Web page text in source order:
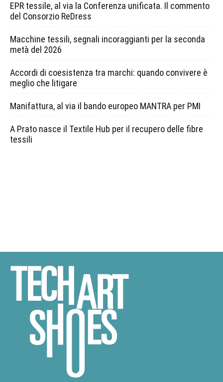
EPR tessile, al via la Conferenza unificata. Il commento
del Consorzio ReDress
Macchine tessili, segnali incoraggianti per la seconda
metà del 2026
Accordi di coesistenza tra marchi: quando convivere è
meglio che litigare
Manifattura, al via il bando europeo MANTRA per PMI
A Prato nasce il Textile Hub per il recupero delle fibre
tessili